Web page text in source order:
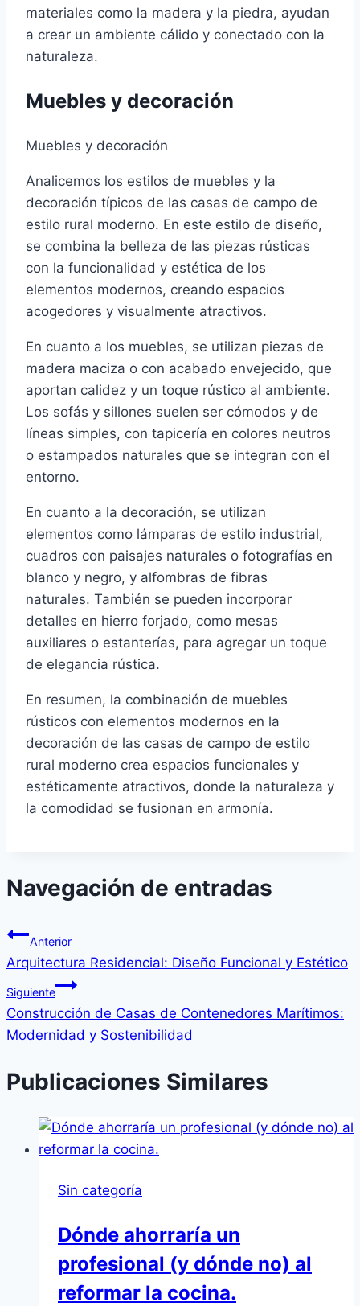
materiales como la madera y la piedra, ayudan
a crear un ambiente cálido y conectado con la
naturaleza.
Muebles y decoración
Muebles y decoración
Analicemos los estilos de muebles y la
decoración típicos de las casas de campo de
estilo rural moderno. En este estilo de diseño,
se combina la belleza de las piezas rústicas
con la funcionalidad y estética de los
elementos modernos, creando espacios
acogedores y visualmente atractivos.
En cuanto a los muebles, se utilizan piezas de
madera maciza o con acabado envejecido, que
aportan calidez y un toque rústico al ambiente.
Los sofás y sillones suelen ser cómodos y de
líneas simples, con tapicería en colores neutros
o estampados naturales que se integran con el
entorno.
En cuanto a la decoración, se utilizan
elementos como lámparas de estilo industrial,
cuadros con paisajes naturales o fotografías en
blanco y negro, y alfombras de fibras
naturales. También se pueden incorporar
detalles en hierro forjado, como mesas
auxiliares o estanterías, para agregar un toque
de elegancia rústica.
En resumen, la combinación de muebles
rústicos con elementos modernos en la
decoración de las casas de campo de estilo
rural moderno crea espacios funcionales y
estéticamente atractivos, donde la naturaleza y
la comodidad se fusionan en armonía.
Navegación de entradas
Anterior
Arquitectura Residencial: Diseño Funcional y Estético
Siguiente
Construcción de Casas de Contenedores Marítimos:
Modernidad y Sostenibilidad
Publicaciones Similares
Sin categoría
Dónde ahorraría un
profesional (y dónde no) al
reformar la cocina.